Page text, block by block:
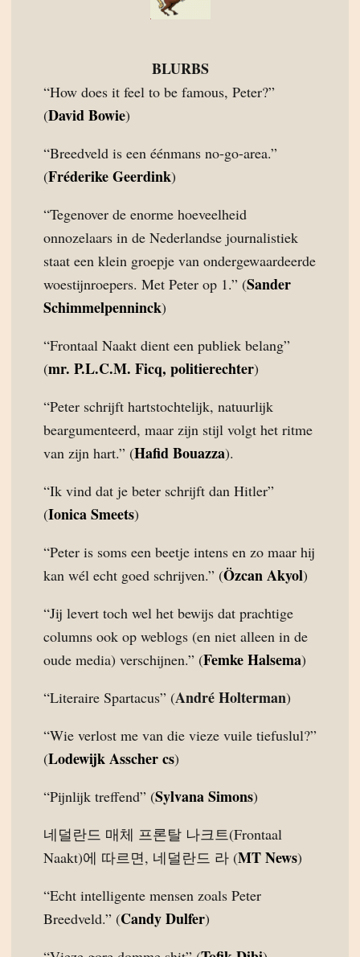
BLURBS
“How does it feel to be famous, Peter?”
(David Bowie)
“Breedveld is een éénmans no-go-area.”
(Fréderike Geerdink)
“Tegenover de enorme hoeveelheid
onnozelaars in de Nederlandse journalistiek
staat een klein groepje van ondergewaardeerde
woestijnroepers. Met Peter op 1.” (Sander
Schimmelpenninck)
“Frontaal Naakt dient een publiek belang”
(mr. P.L.C.M. Ficq, politierechter)
“Peter schrijft hartstochtelijk, natuurlijk
beargumenteerd, maar zijn stijl volgt het ritme
van zijn hart.” (Hafid Bouazza).
“Ik vind dat je beter schrijft dan Hitler”
(Ionica Smeets)
“Peter is soms een beetje intens en zo maar hij
kan wél echt goed schrijven.” (Özcan Akyol)
“Jij levert toch wel het bewijs dat prachtige
columns ook op weblogs (en niet alleen in de
oude media) verschijnen.” (Femke Halsema)
“Literaire Spartacus” (André Holterman)
“Wie verlost me van die vieze vuile tiefuslul?”
(Lodewijk Asscher cs)
“Pijnlijk treffend” (Sylvana Simons)
네덜란드 매체 프론탈 나크트(Frontaal
Naakt)에 따르면, 네덜란드 라 (MT News)
“Echt intelligente mensen zoals Peter
Breedveld.” (Candy Dulfer)